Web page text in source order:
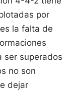
por
la falta de
ser superados
no son
dejar